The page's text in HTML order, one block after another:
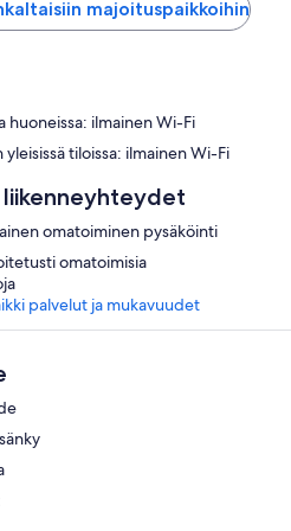
majoituspaikkoihin
huoneissa: ilmainen Wi-Fi
yleisissä tiloissa: ilmainen Wi-Fi
liikenneyhteydet
omatoiminen pysäköinti
omatoimisia
palvelut ja mukavuudet